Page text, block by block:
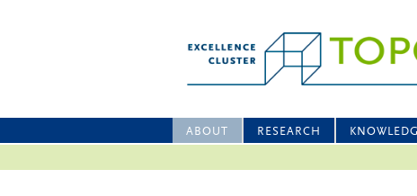
ABOUT RESEARCH